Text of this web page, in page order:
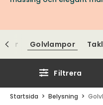
vitt. Våra golvlampor
fler, vilket säkerställer
Låt oss hjälpa dig att
som lyfter inredningen
Golvlampor
Filtrera
Startsida Belysning